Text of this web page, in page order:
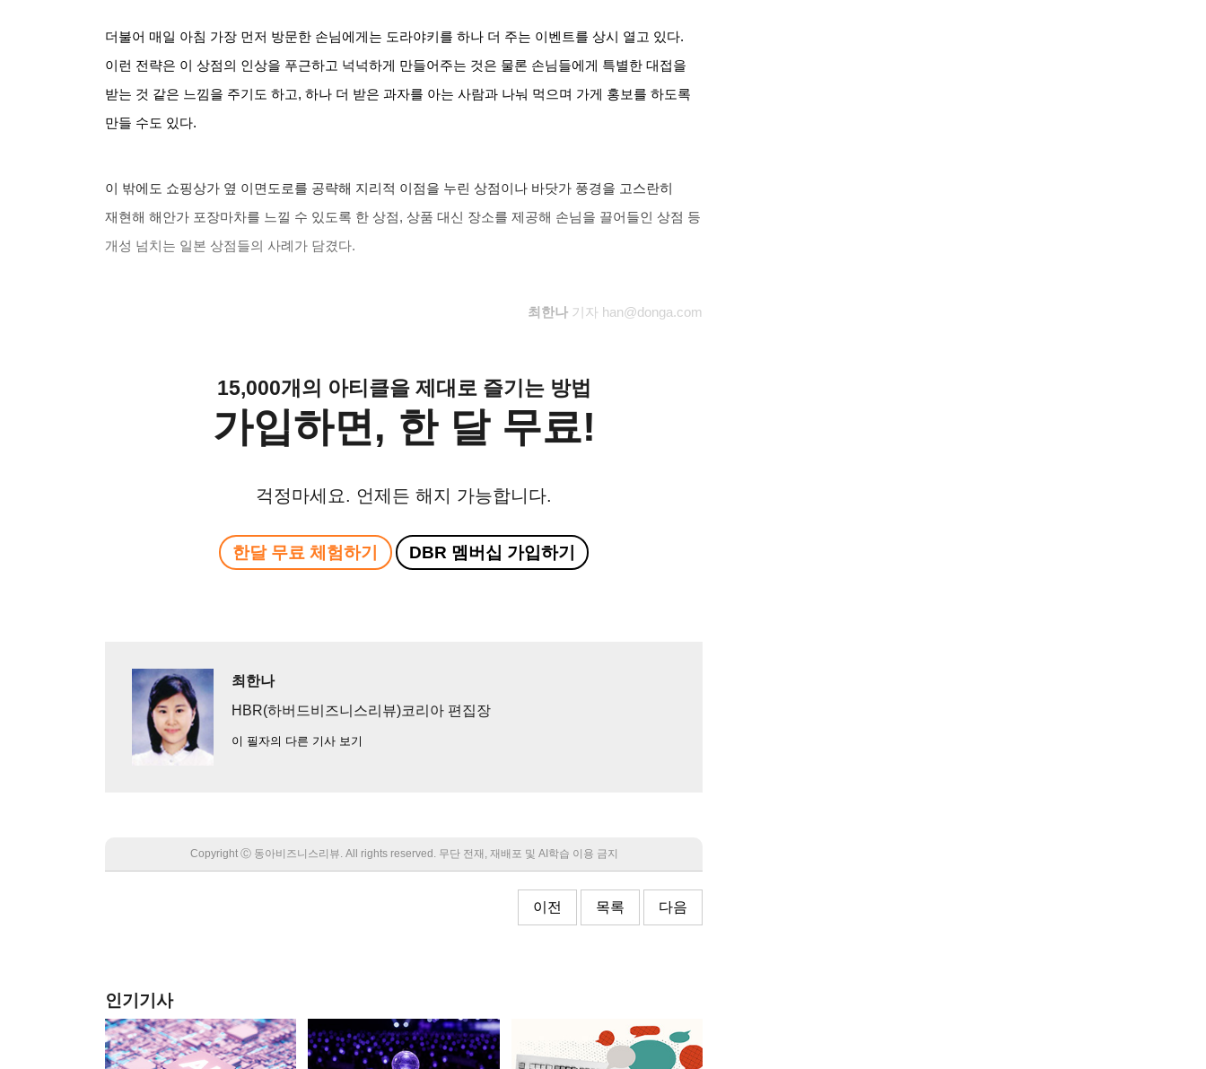
더불어 매일 아침 가장 먼저 방문한 손님에게는 도라야키를 하나 더 주는 이벤트를 상시 열고 있다.
이런 전략은 이 상점의 인상을 푸근하고 넉넉하게 만들어주는 것은 물론 손님들에게 특별한 대접을
받는 것 같은 느낌을 주기도 하고, 하나 더 받은 과자를 아는 사람과 나눠 먹으며 가게 홍보를 하도록
만들 수도 있다.
이 밖에도 쇼핑상가 옆 이면도로를 공략해 지리적 이점을 누린 상점이나 바닷가 풍경을 고스란히
재현해 해안가 포장마차를 느낄 수 있도록 한 상점, 상품 대신 장소를 제공해 손님을 끌어들인 상점 등
개성 넘치는 일본 상점들의 사례가 담겼다.
최한나 기자 han@donga.com
15,000개의 아티클을 제대로 즐기는 방법
가입하면, 한 달 무료!
걱정마세요. 언제든 해지 가능합니다.
한달 무료 체험하기 DBR 멤버십 가입하기
최한나
HBR(하버드비즈니스리뷰)코리아 편집장
이 필자의 다른 기사 보기
Copyright Ⓒ 동아비즈니스리뷰. All rights reserved. 무단 전재, 재배포 및 AI학습 이용 금지
이전 목록 다음
인기기사